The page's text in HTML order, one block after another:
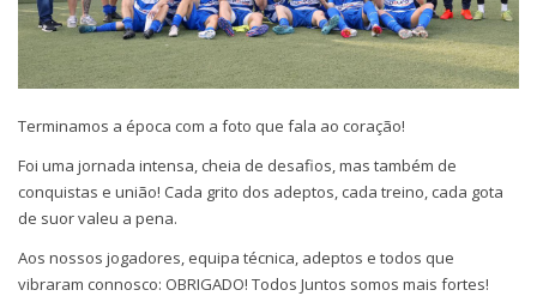
Terminamos a época com a foto que fala ao coração!
Foi uma jornada intensa, cheia de desafios, mas também de
conquistas e união! Cada grito dos adeptos, cada treino, cada gota
de suor valeu a pena.
Aos nossos jogadores, equipa técnica, adeptos e todos que
vibraram connosco: OBRIGADO! Todos Juntos somos mais fortes!